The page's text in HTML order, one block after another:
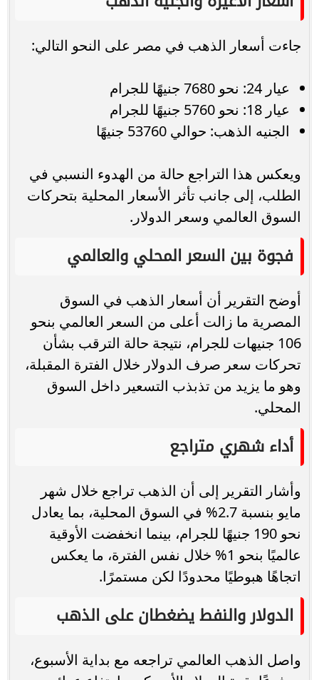
جاءت أسعار الذهب في مصر على النحو التالي:
عيار 24: نحو 7680 جنيهًا للجرام
عيار 18: نحو 5760 جنيهًا للجرام
الجنيه الذهب: حوالي 53760 جنيهًا
ويعكس هذا التراجع حالة من الهدوء النسبي في
الطلب، إلى جانب تأثر الأسعار المحلية بتحركات
السوق العالمي وسعر الدولار.
فجوة بين السعر المحلي والعالمي
أوضح التقرير أن أسعار الذهب في السوق
المصرية ما زالت أعلى من السعر العالمي بنحو
106 جنيهات للجرام، نتيجة حالة الترقب بشأن
تحركات سعر صرف الدولار خلال الفترة المقبلة،
وهو ما يزيد من تذبذب التسعير داخل السوق
المحلي.
أداء شهري متراجع
وأشار التقرير إلى أن الذهب تراجع خلال شهر
مايو بنسبة 2.7% في السوق المحلية، بما يعادل
نحو 190 جنيهًا للجرام، بينما انخفضت الأوقية
عالميًا بنحو 1% خلال نفس الفترة، ما يعكس
اتجاهًا هبوطيًا محدودًا لكن مستمرًا.
الدولار والنفط يضغطان على الذهب
واصل الذهب العالمي تراجعه مع بداية الأسبوع،